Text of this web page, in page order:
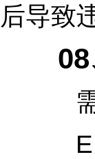
后导致
08、
需